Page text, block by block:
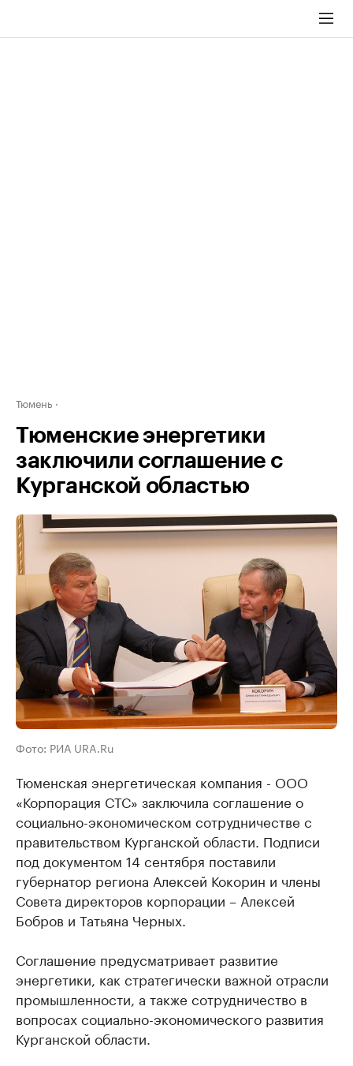
Тюмень
Тюменские энергетики
заключили соглашение с
Курганской областью
Фото: РИА URA.Ru
Тюменская энергетическая компания - ООО
«Корпорация СТС» заключила соглашение о
социально-экономическом сотрудничестве с
правительством Курганской области. Подписи
под документом 14 сентября поставили
губернатор региона Алексей Кокорин и члены
Совета директоров корпорации – Алексей
Бобров и Татьяна Черных.
Соглашение предусматривает развитие
энергетики, как стратегически важной отрасли
промышленности, а также сотрудничество в
вопросах социально-экономического развития
Курганской области.